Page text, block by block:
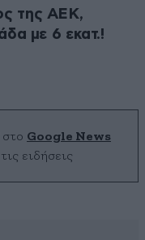
της ΑΕΚ,
με 6 εκατ.!
στο Google News
ειδήσεις